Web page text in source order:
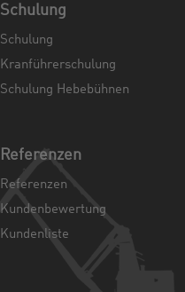
Schulung
Schulung
Kranführerschulung
Schulung Hebebühnen
Referenzen
Referenzen
Kundenbewertung
Kundenliste